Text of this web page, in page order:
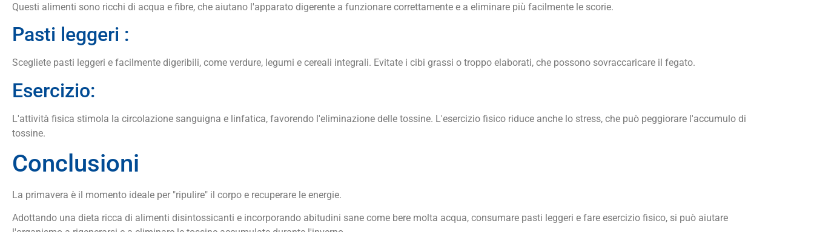
Questi alimenti sono ricchi di acqua e fibre, che aiutano l'apparato digerente a funzionare correttamente e a eliminare più facilmente le scorie.
Pasti leggeri :
Scegliete pasti leggeri e facilmente digeribili, come verdure, legumi e cereali integrali. Evitate i cibi grassi o troppo elaborati, che possono sovraccaricare il fegato.
Esercizio:
L'attività fisica stimola la circolazione sanguigna e linfatica, favorendo l'eliminazione delle tossine. L'esercizio fisico riduce anche lo stress, che può peggiorare l'accumulo di
tossine.
Conclusioni
La primavera è il momento ideale per "ripulire" il corpo e recuperare le energie.
Adottando una dieta ricca di alimenti disintossicanti e incorporando abitudini sane come bere molta acqua, consumare pasti leggeri e fare esercizio fisico, si può aiutare